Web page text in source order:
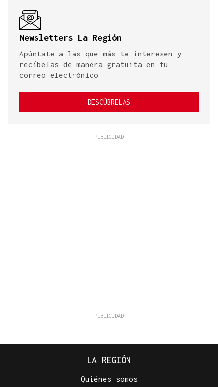
Newsletters La Región
Apúntate a las que más te interesen y
recíbelas de manera gratuita en tu
correo electrónico
DESCÚBRELAS
LA REGIÓN
Quiénes somos